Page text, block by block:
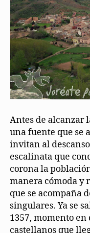
Antes de alcanzar
una fuente que se
invitan al
escalinata que
corona la
manera cómoda y
que se acompaña
singulares. Ya se
1357, momento en
castellanos que